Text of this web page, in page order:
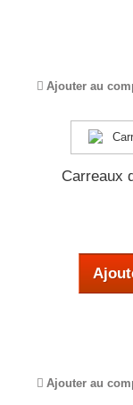
Ajouter au
Carreaux
Ajouter au